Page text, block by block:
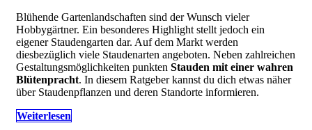
Blühende Gartenlandschaften sind der Wunsch vieler
Hobbygärtner. Ein besonderes Highlight stellt jedoch ein
eigener Staudengarten dar. Auf dem Markt werden
diesbezüglich viele Staudenarten angeboten. Neben zahlreichen
Gestaltungsmöglichkeiten punkten Stauden mit einer wahren
Blütenpracht. In diesem Ratgeber kannst du dich etwas näher
über Staudenpflanzen und deren Standorte informieren.
Weiterlesen